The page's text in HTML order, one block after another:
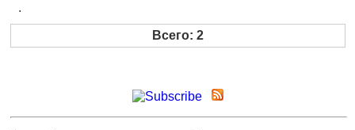
.
Всего: 2